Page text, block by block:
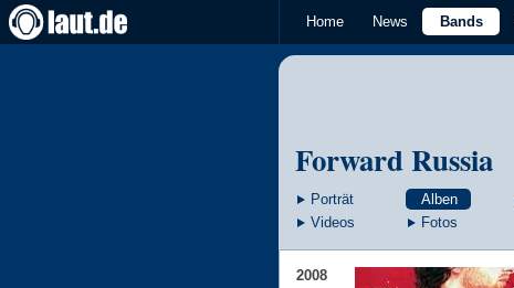
Home News Bands
Forward Russia
Porträt Alben
Videos
Fotos
2008